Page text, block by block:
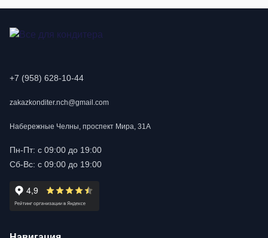
+7 (958) 628-10-44
zakazkonditer.nch@gmail.com
Набережные Челны, проспект Мира, 31А
Пн-Пт: с 09:00 до 19:00
Сб-Вс: с 09:00 до 19:00